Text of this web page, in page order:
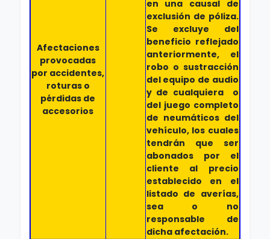
Afectaciones
provocadas
por accidentes,
roturas o
pérdidas de
accesorios
en una causal de
exclusión de póliza.
Se excluye del
beneficio reflejado
anteriormente, el
robo o sustracción
del equipo de audio
y de cualquiera o
del juego completo
de neumáticos del
vehículo, los cuales
tendrán que ser
abonados por el
cliente al precio
establecido en el
listado de averías,
sea o no
responsable de
dicha afectación.